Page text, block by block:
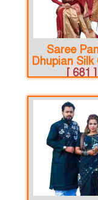
Saree
Dhupian Silk
[ 681 ]